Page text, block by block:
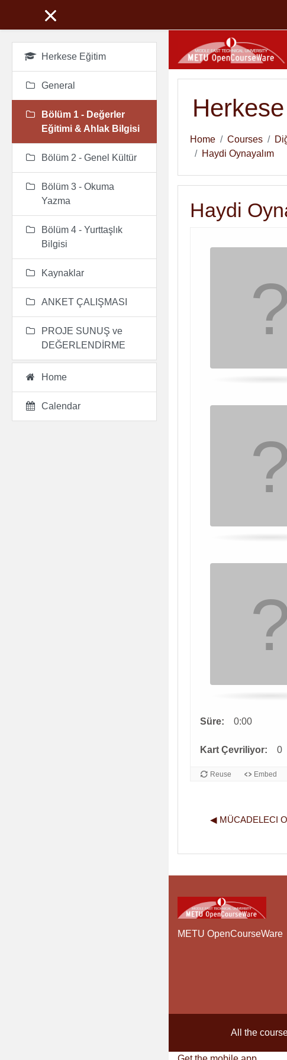
Home Courses
Haydi Oynayalım
Haydi
Oyunu. Eşleşen
Süre: 0:00
Kart Çevriliyor: 0
Reuse Embed
◀︎ MÜCADELECI
Herkese Eğitim
General
Bölüm 1 - Değerler
Eğitimi & Ahlak Bilgisi
Bölüm 2 - Genel Kültür
Bölüm 3 - Okuma
Yazma
Bölüm 4 - Yurttaşlık
Bilgisi
Kaynaklar
ANKET ÇALIŞMASI
PROJE SUNUŞ ve
DEĞERLENDİRME
Home
Calendar
METU OpenCourseWare
All the